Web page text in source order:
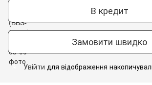
В кредит
Замовити швидко
% Увійти для відображення